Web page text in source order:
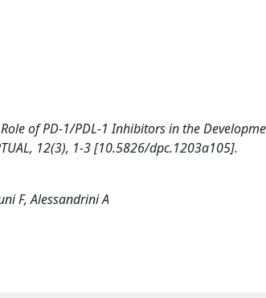
of PD-1/PDL-1 Inhibitors in the
12(3), 1-3 [10.5826/dpc.1203a105].
F, Alessandrini A